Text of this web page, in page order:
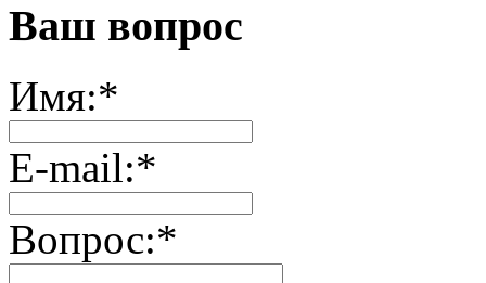
Ваш вопрос
Имя:*
E-mail:*
Вопрос:*